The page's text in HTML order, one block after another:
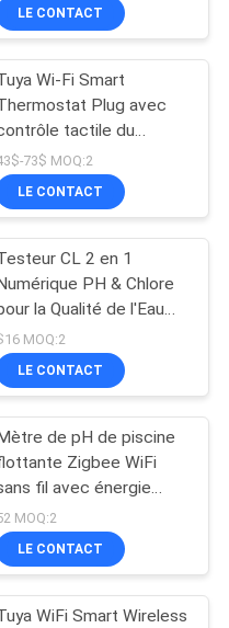
de
sol
84
tenu
109
LE CONTACT
Wi-Fi Smart
Plug avec
tactile du
de chronomètre
73$ MOQ:2
LE CONTACT
CL 2 en 1
PH & Chlore
la Qualité de l'Eau
Piscines, Spas et
– Précis et
MOQ:2
LE CONTACT
de pH de piscine
Zigbee WiFi
fil avec énergie
pour piscines
MOQ:2
LE CONTACT
WiFi Smart Wireless